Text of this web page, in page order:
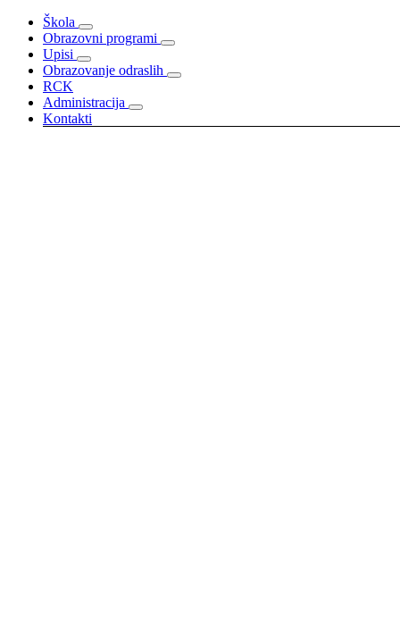
Škola
Obrazovni programi
Upisi
Obrazovanje odraslih
RCK
Administracija
Kontakti